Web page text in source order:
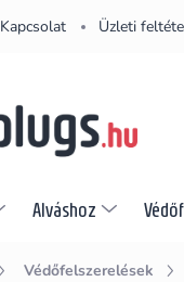
Kapcsolat Üzleti
Alváshoz
Védőfelszerelések